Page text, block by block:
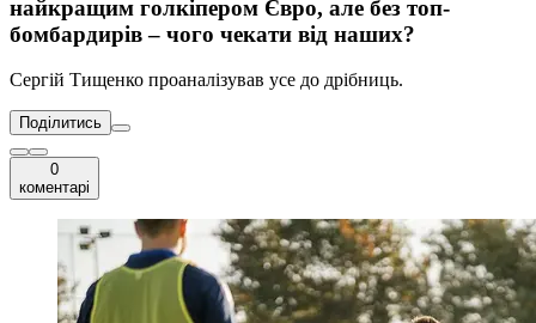
найкращим голкіпером Євро, але без топ-
бомбардирів – чого чекати від наших?
Сергій Тищенко проаналізував усе до дрібниць.
Поділитись
0
коментарі